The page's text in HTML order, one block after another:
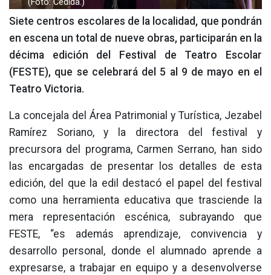
(Foto: Cedida.)
Siete centros escolares de la localidad, que pondrán
en escena un total de nueve obras, participarán en la
décima edición del Festival de Teatro Escolar
(FESTE), que se celebrará del 5 al 9 de mayo en el
Teatro Victoria.
La concejala del Área Patrimonial y Turística, Jezabel
Ramírez Soriano, y la directora del festival y
precursora del programa, Carmen Serrano, han sido
las encargadas de presentar los detalles de esta
edición, del que la edil destacó el papel del festival
como una herramienta educativa que trasciende la
mera representación escénica, subrayando que
FESTE, “es además aprendizaje, convivencia y
desarrollo personal, donde el alumnado aprende a
expresarse, a trabajar en equipo y a desenvolverse